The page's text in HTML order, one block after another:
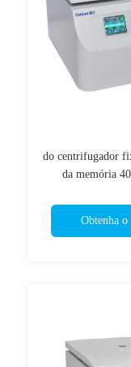
do centrifugador
da memória
Obtenha